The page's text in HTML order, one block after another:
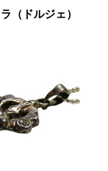
ドルジェ）